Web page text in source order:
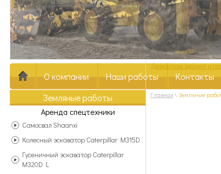
О компании Наши работы
Контакты
Земляные работы
Аренда спецтехники
Главная \ Земляные
Самосвал Shaanxi
Колесный эскаватор Caterpillar M315D
Гусеничный эскаватор Caterpillar
M320D L
Устройство
Земляные работы
Демонтаж зданий и